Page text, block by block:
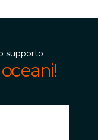
supporto